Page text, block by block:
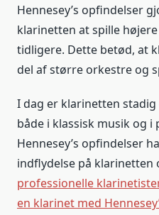
Hennesey’s opfindelser
klarinetten at spille
tidligere. Dette betød, at
del af større orkestre og
I dag er klarinetten
både i klassisk musik og
Hennesey’s opfindelser
indflydelse på klarinetten
professionelle
en klarinet med